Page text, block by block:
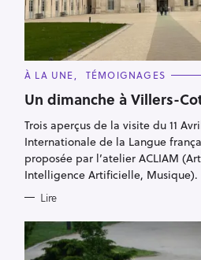
C
T
E
O
R
I
E
S
À LA UNE TÉMOIGNAGES
Un dimanche à Villers-
Trois aperçus de la visite du 11
Internationale de la Langue
proposée par l’atelier ACLIAM
Intelligence Artificielle, Musique).
Lire